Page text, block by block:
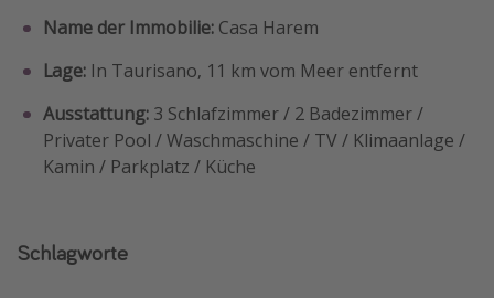
Name der Immobilie: Casa Harem
Lage: In Taurisano, 11 km vom Meer entfernt
Ausstattung: 3 Schlafzimmer / 2 Badezimmer /
Privater Pool / Waschmaschine / TV / Klimaanlage /
Kamin / Parkplatz / Küche
Schlagworte